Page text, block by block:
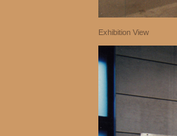
Exhibition View